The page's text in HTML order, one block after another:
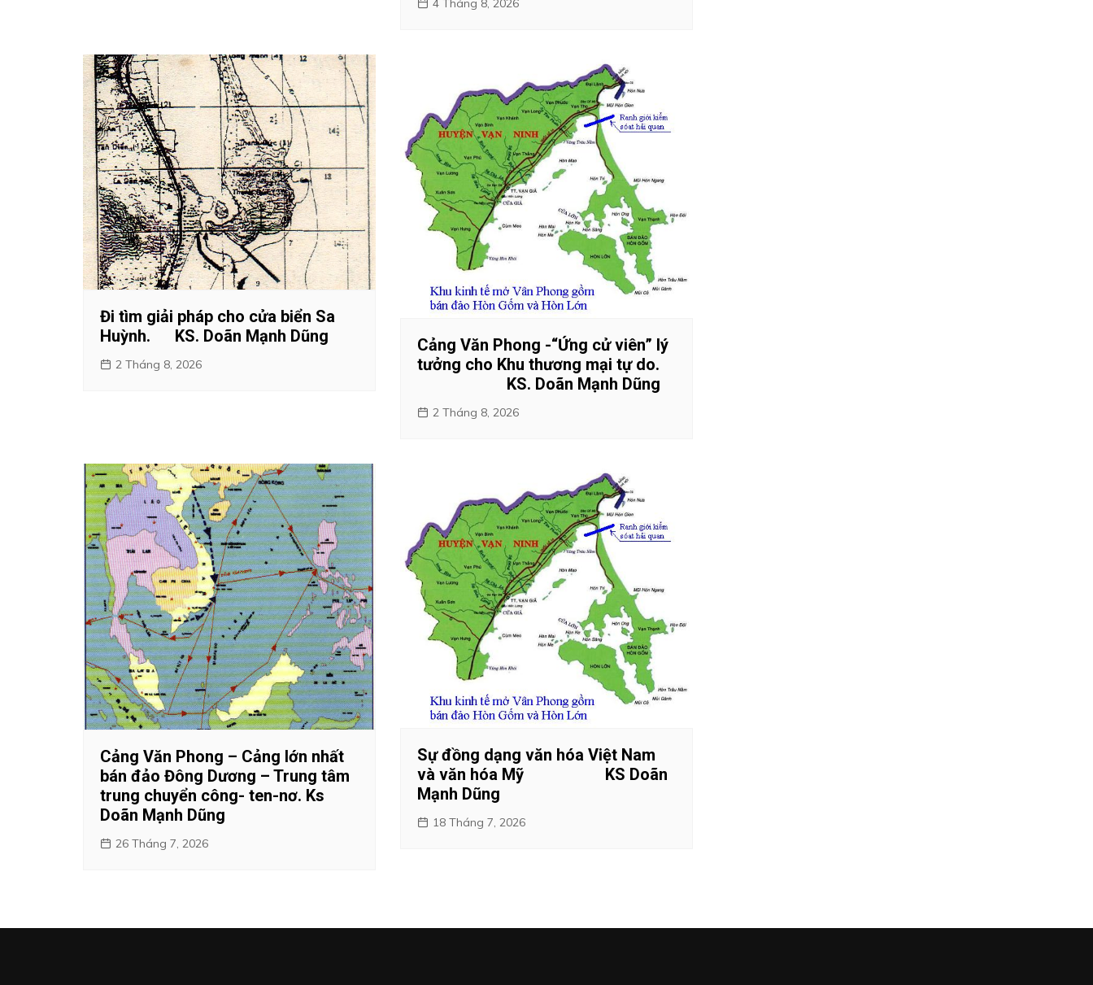
4 Tháng 8, 2026
Đi tìm giải pháp cho cửa biển Sa
Huỳnh. KS. Doãn Mạnh Dũng
2 Tháng 8, 2026
Cảng Văn Phong -“Ứng cử viên” lý
tưởng cho Khu thương mại tự do.
KS. Doãn Mạnh Dũng
2 Tháng 8, 2026
Cảng Văn Phong – Cảng lớn nhất
bán đảo Đông Dương – Trung tâm
trung chuyển công- ten-nơ. Ks
Doãn Mạnh Dũng
26 Tháng 7, 2026
Sự đồng dạng văn hóa Việt Nam
và văn hóa Mỹ KS Doãn
Mạnh Dũng
18 Tháng 7, 2026